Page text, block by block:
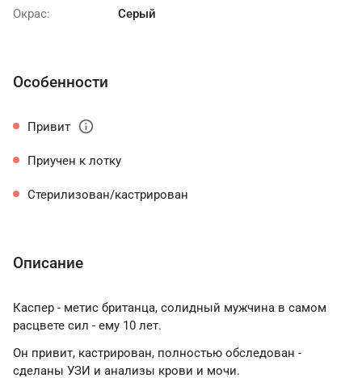
Окрас: Серый
Особенности
Привит info
Приучен к лотку
Стерилизован/кастрирован
Описание
Каспер - метис британца, солидный мужчина в самом
расцвете сил - ему 10 лет.
Он привит, кастрирован, полностью обследован -
сделаны УЗИ и анализы крови и мочи.